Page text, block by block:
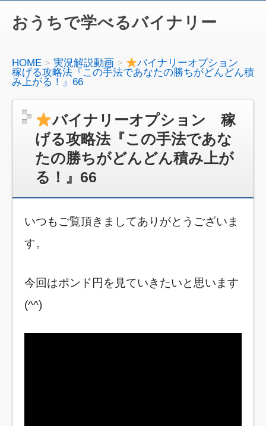
おうちで学べるバイナリー
HOME 実況解説動画
バイナリーオプション
稼げる攻略法『この手法であなたの勝ちがどんどん積
み上がる！』66
バイナリーオプション 稼
げる攻略法『この手法であな
たの勝ちがどんどん積み上が
る！』66
いつもご覧頂きましてありがとうございま
す。
今回はポンド円を見ていきたいと思います
(^^)